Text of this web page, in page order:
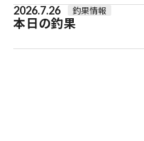
2026.7.26 釣果情報
本日の釣果